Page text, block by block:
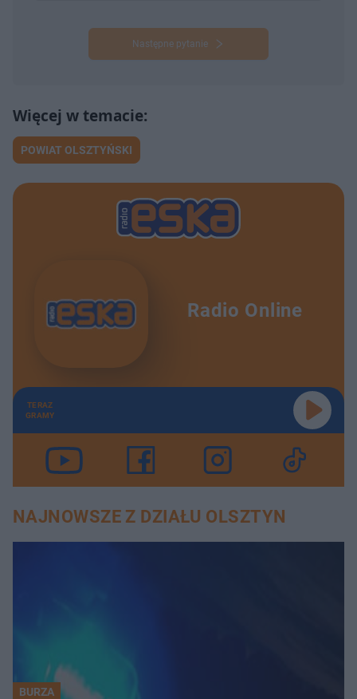
Następne pytanie
POWIAT OLSZTYŃSKI
Radio Online
TERAZ
GRAMY
NAJNOWSZE Z DZIAŁU OLSZTYN
BURZA